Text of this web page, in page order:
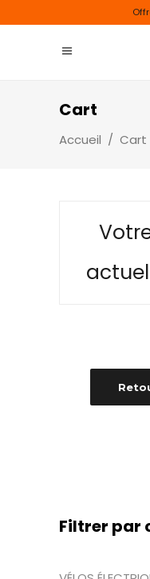
Cart
Accueil / Cart
Filtrer par